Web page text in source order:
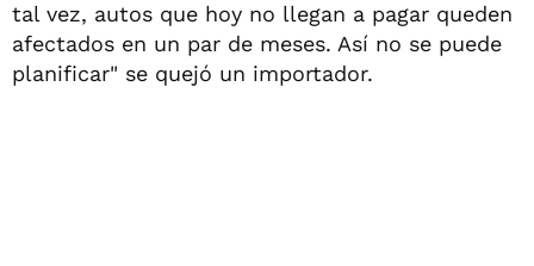
tal vez, autos que hoy no llegan a pagar queden
afectados en un par de meses. Así no se puede
planificar" se quejó un importador.